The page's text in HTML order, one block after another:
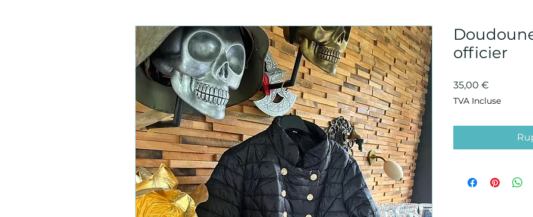
officier
35,00 €
TVA Incluse